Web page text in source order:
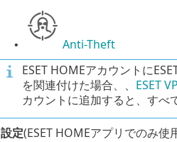
•
Anti-Theft
ESET HOMEアカウントに
を関連付けた場合、、 ESET
カウントに追加すると、すべ
設定(ESET HOMEアプリでのみ使